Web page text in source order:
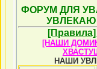
ФОРУМ ДЛЯ
[Правила]
[НАШИ
НАШИ